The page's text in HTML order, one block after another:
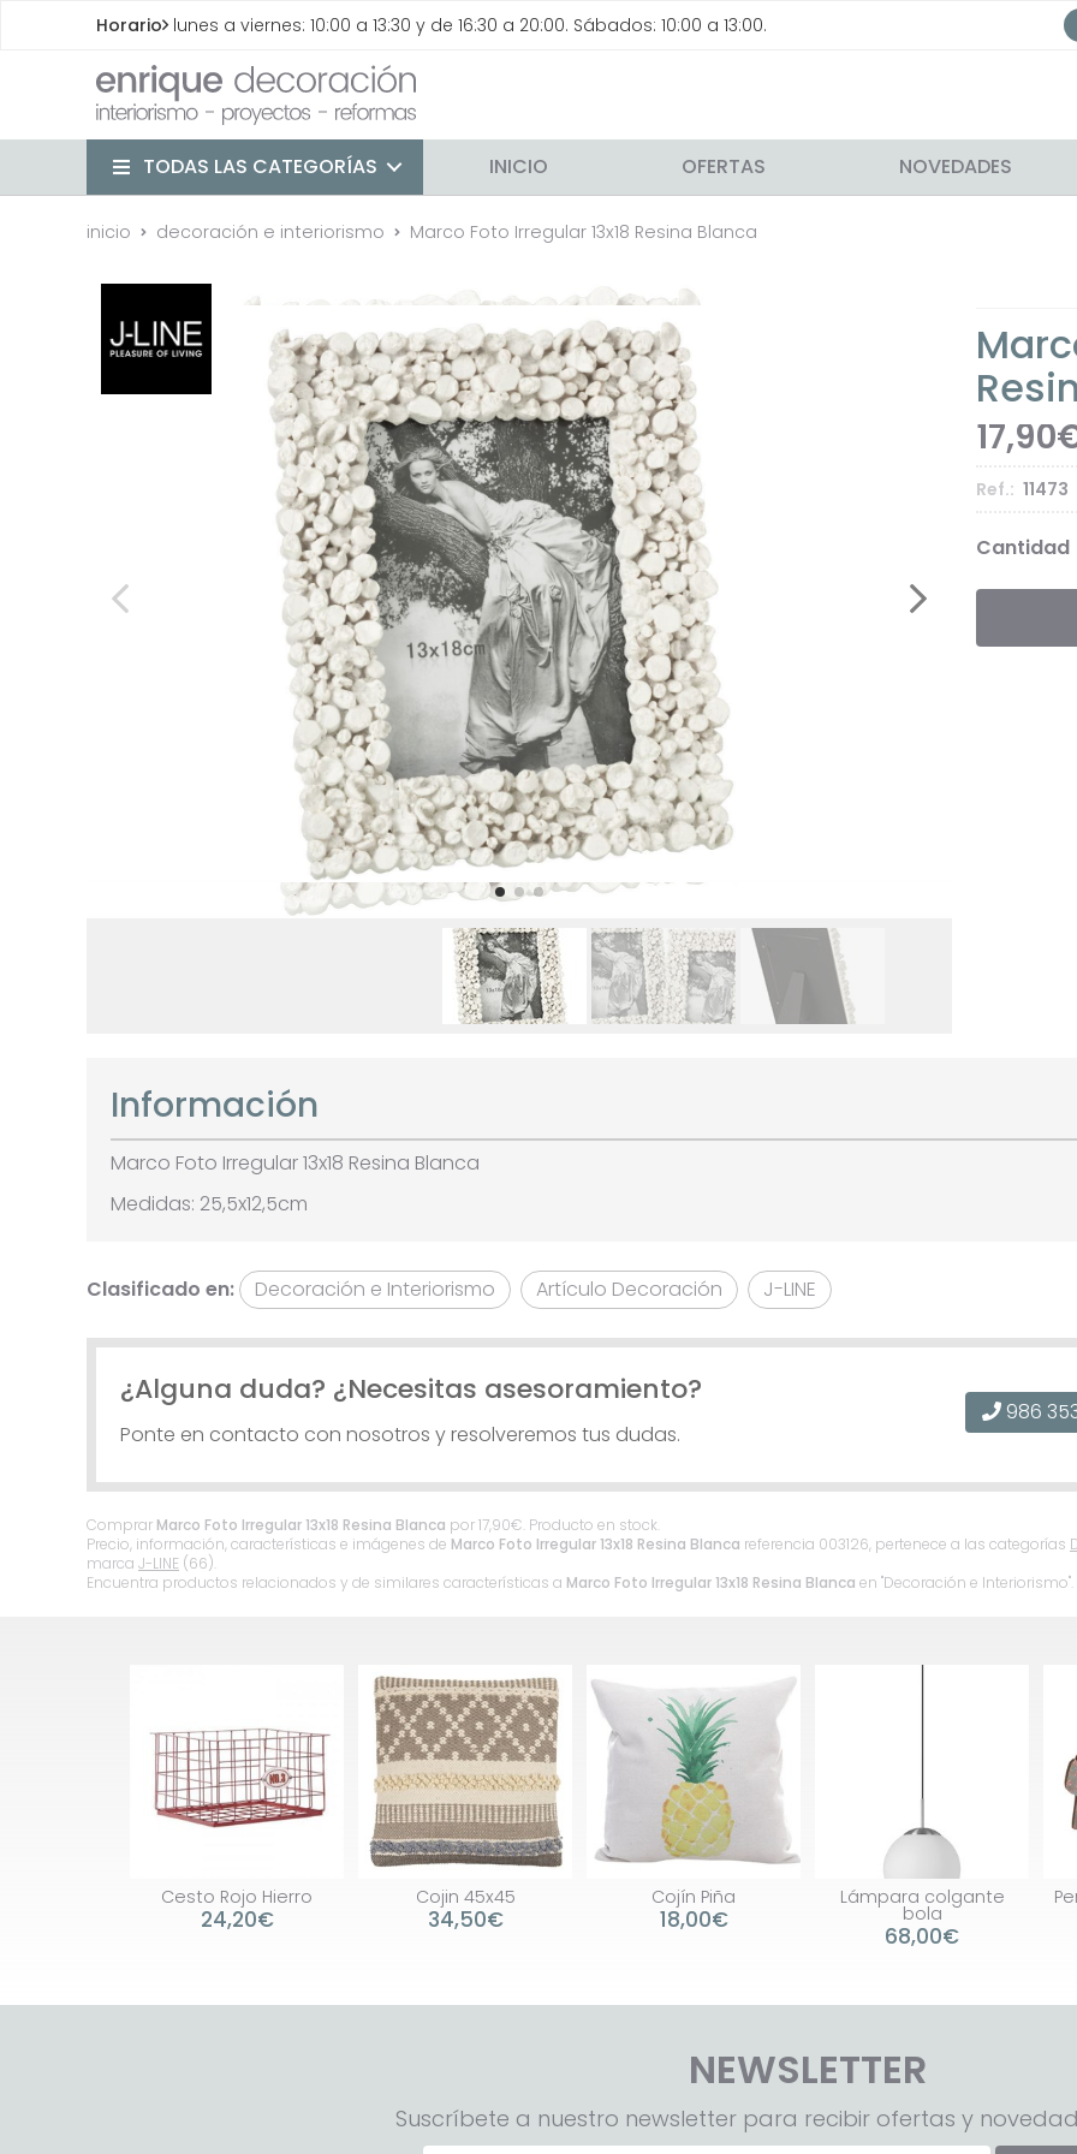
Horario lunes a viernes: 10:00 a 13:30 y de 16:30 a 20:00. Sábados: 10:00 a 13:00.
TODAS LAS CATEGORÍAS INICIO OFERTAS NOVEDADES
inicio decoración e interiorismo Marco Foto Irregular 13x18 Resina Blanca
17,90
Ref.: 11473
Cantidad
Comprar Marco Foto Irregular 13x18 Resina Blanca por17,90€. Producto en stock.
Precio, información, características e imágenes de Marco Foto Irregular 13x18 Resina Blanca referencia 003126, pertenece a las categorías
marca J-LINE (66).
Encuentra productos relacionados y de similares características a Marco Foto Irregular 13x18 Resina Blanca en "Decoración e Interiorismo".
Información
Marco Foto Irregular 13x18 Resina Blanca
Medidas: 25,5x12,5cm
Clasificado en: Decoración e Interiorismo Artículo Decoración J-LINE
¿Alguna duda? ¿Necesitas asesoramiento?
Ponte en contacto con nosotros y resolveremos tus dudas.
986
Cesto Rojo Hierro
24,20€
Cojin 45x45
34,50€
Cojín Piña
18,00€
Lámpara colgante
bola
68,00€
NEWSLETTER
Suscríbete a nuestro newsletter para recibir ofertas y